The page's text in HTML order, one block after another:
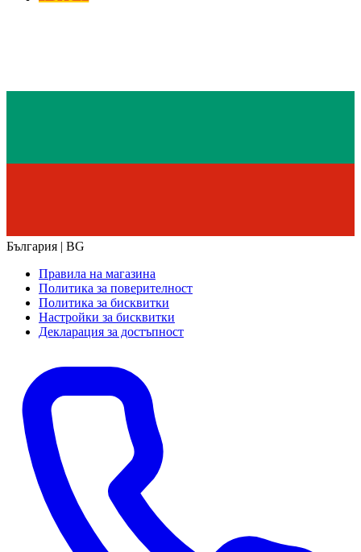
България | BG
Правила на магазина
Политика за поверителност
Политика за бисквитки
Настройки за бисквитки
Декларация за достъпност